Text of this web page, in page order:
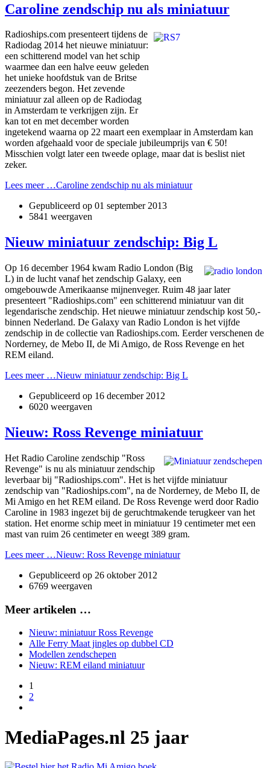
Caroline zendschip nu als miniatuur
Radioships.com presenteert tijdens de
Radiodag 2014 het nieuwe miniatuur:
een schitterend model van het schip
waarmee dan een halve eeuw geleden
het unieke hoofdstuk van de Britse
zeezenders begon. Het zevende
miniatuur zal alleen op de Radiodag
in Amsterdam te verkrijgen zijn. Er
kan tot en met december worden
ingetekend waarna op 22 maart een exemplaar in Amsterdam kan
worden afgehaald voor de speciale jubileumprijs van € 50!
Misschien volgt later een tweede oplage, maar dat is beslist niet
zeker.
Lees meer …Caroline zendschip nu als miniatuur
Gepubliceerd op 01 september 2013
5841 weergaven
Nieuw miniatuur zendschip: Big L
Op 16 december 1964 kwam Radio London (Big
L) in de lucht vanaf het zendschip Galaxy, een
omgebouwde Amerikaanse mijnenveger. Ruim 48 jaar later
presenteert "Radioships.com" een schitterend miniatuur van dit
legendarische zendschip. Het nieuwe miniatuur zendschip kost 50,-
binnen Nederland. De Galaxy van Radio London is het vijfde
zendschip in de collectie van Radioships.com. Eerder verschenen de
Norderney, de Mebo II, de Mi Amigo, de Ross Revenge en het
REM eiland.
Lees meer …Nieuw miniatuur zendschip: Big L
Gepubliceerd op 16 december 2012
6020 weergaven
Nieuw: Ross Revenge miniatuur
Het Radio Caroline zendschip "Ross
Revenge" is nu als miniatuur zendschip
leverbaar bij "Radioships.com". Het is het vijfde miniatuur
zendschip van "Radioships.com", na de Norderney, de Mebo II, de
Mi Amigo en het REM eiland. De Ross Revenge werd door Radio
Caroline in 1983 ingezet bij de geruchtmakende terugkeer van het
station. Het enorme schip meet in miniatuur 19 centimeter met een
mast van ruim 26 centimeter en weegt 389 gram.
Lees meer …Nieuw: Ross Revenge miniatuur
Gepubliceerd op 26 oktober 2012
6769 weergaven
Meer artikelen …
Nieuw: miniatuur Ross Revenge
Alle Ferry Maat jingles op dubbel CD
Modellen zendschepen
Nieuw: REM eiland miniatuur
1
2
MediaPages.nl 25 jaar